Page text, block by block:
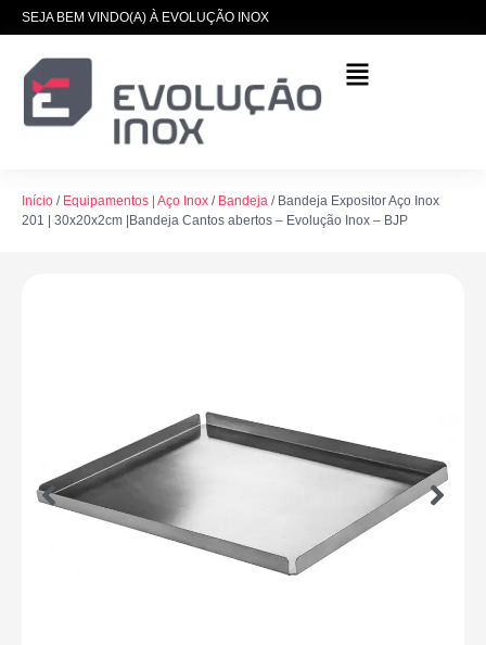
SEJA BEM VINDO(A) À EVOLUÇÃO INOX
Início / Equipamentos | Aço Inox / Bandeja / Bandeja Expositor Aço Inox
201 | 30x20x2cm |Bandeja Cantos abertos – Evolução Inox – BJP
ML-CC20
R$
1.460,00 + ADICIONAR